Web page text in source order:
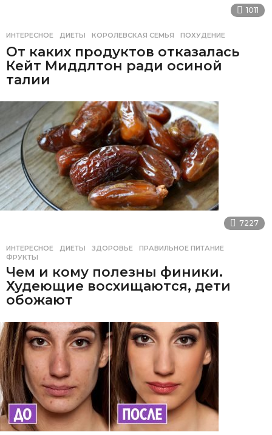
1011
ИНТЕРЕСНОЕ ДИЕТЫ ,КОРОЛЕВСКАЯ СЕМЬЯ ,ПОХУДЕНИЕ
От каких продуктов отказалась
Кейт Миддлтон ради осиной
талии
7227
ИНТЕРЕСНОЕ ДИЕТЫ ,ЗДОРОВЬЕ ,ПРАВИЛЬНОЕ ПИТАНИЕ
ФРУКТЫ
Чем и кому полезны финики.
Худеющие восхищаются, дети
обожают